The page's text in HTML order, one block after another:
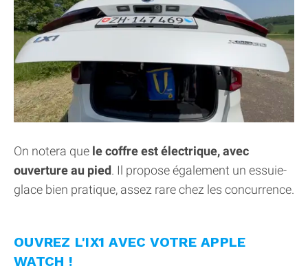
On notera que le coffre est électrique, avec
ouverture au pied. Il propose également un essuie-
glace bien pratique, assez rare chez les concurrence.
OUVREZ L'IX1 AVEC VOTRE APPLE
WATCH !